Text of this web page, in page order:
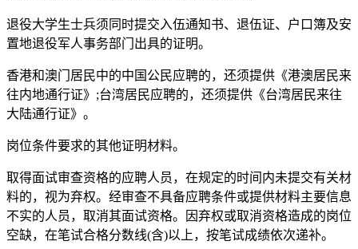
退役大学生士兵须同时提交入伍通知书、退伍证、户口簿及安
置地退役军人事务部门出具的证明。
香港和澳门居民中的中国公民应聘的，还须提供《港澳居民来
往内地通行证》;台湾居民应聘的，还须提供《台湾居民来往
大陆通行证》。
岗位条件要求的其他证明材料。
取得面试审查资格的应聘人员，在规定的时间内未提交有关材
料的，视为弃权。经审查不具备应聘条件或提供材料主要信息
不实的人员，取消其面试资格。因弃权或取消资格造成的岗位
空缺，在笔试合格分数线(含)以上，按笔试成绩依次递补。